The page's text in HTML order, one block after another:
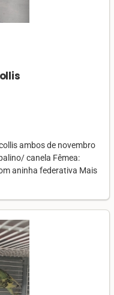
ambos de novembro
canela Fêmea:
aninha federativa Mais